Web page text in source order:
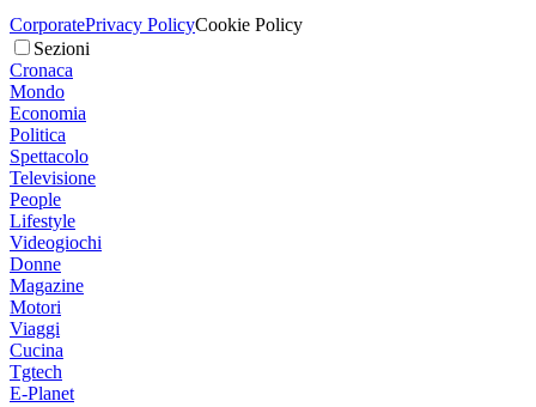
CorporatePrivacy PolicyCookie Policy
Sezioni
Cronaca
Mondo
Economia
Politica
Spettacolo
Televisione
People
Lifestyle
Videogiochi
Donne
Magazine
Motori
Viaggi
Cucina
Tgtech
E-Planet